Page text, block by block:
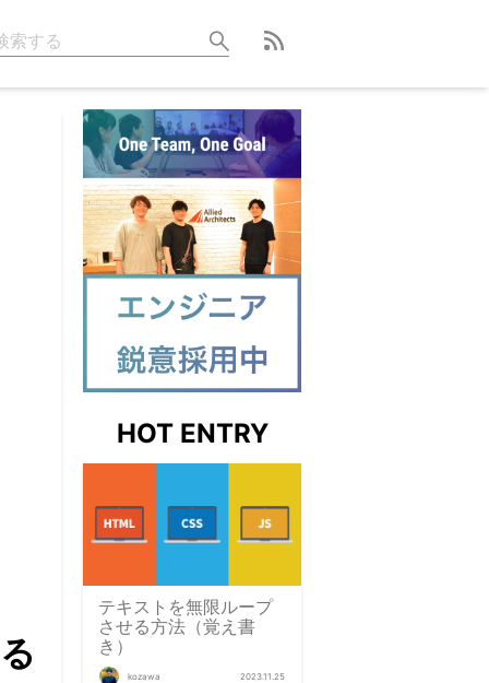
HOT ENTRY
テキストを無限ループ
させる方法（覚え書
き）
kozawa 2023.11.25